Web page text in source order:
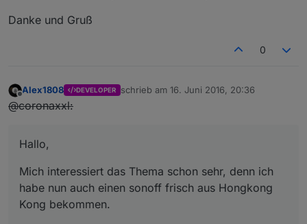
Danke und Gruß
0
Alex1808 DEVELOPER schrieb am 16. Juni 2016, 20:36
zuletzt editiert von
@coronaxxl:
Hallo,
Mich interessiert das Thema schon sehr, denn ich
habe nun auch einen sonoff frisch aus Hongkong
Kong bekommen.